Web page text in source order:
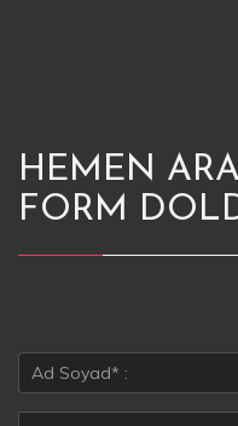
HEMEN
FORM